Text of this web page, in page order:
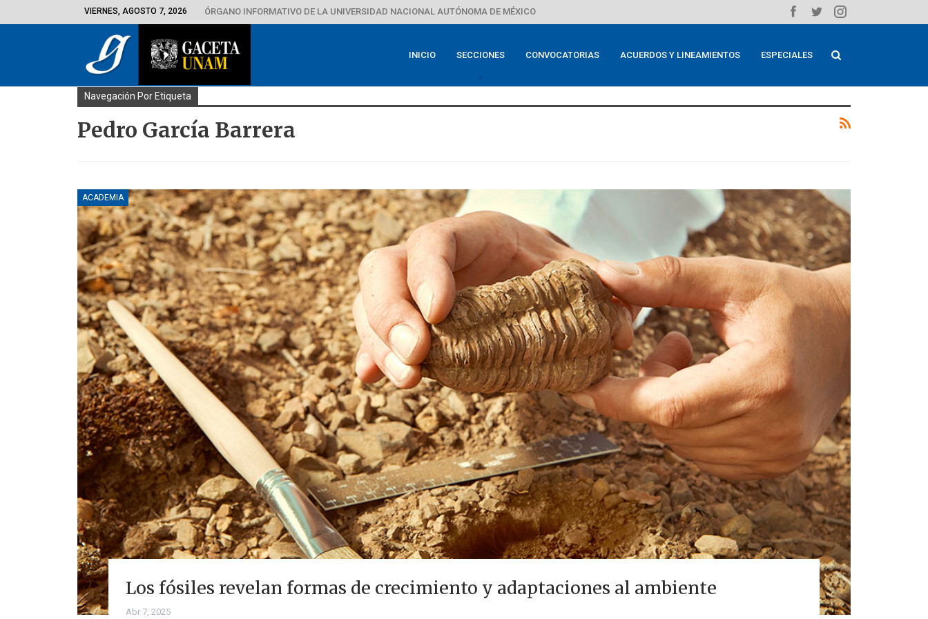
VIERNES, AGOSTO 7, 2026 ÓRGANO INFORMATIVO DE LA UNIVERSIDAD NACIONAL AUTÓNOMA DE MÉXICO
INICIO SECCIONES CONVOCATORIAS ACUERDOS Y LINEAMIENTOS ESPECIALES
Navegación Por Etiqueta
Pedro García Barrera
ACADEMIA
Los fósiles revelan formas de crecimiento y adaptaciones al ambiente
Abr 7, 2025